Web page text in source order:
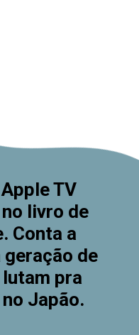
TV
livro de
Conta a
de
pra
Japão.